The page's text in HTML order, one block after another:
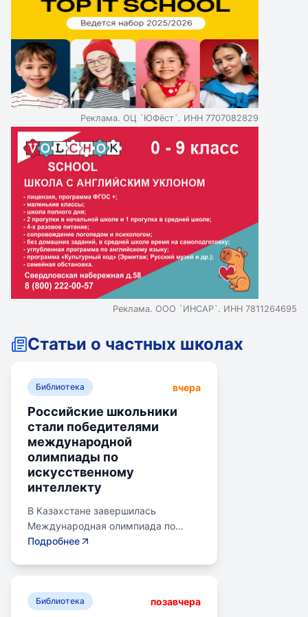
изучает английский язык с 1-го класса и предлагает
много практики для развития языковых навыков.
Реклама. ОЦ `ЮФёст`. ИНН 7707082829
Реклама. ООО `ИНСАР`. ИНН 7811264695
Статьи о частных школах
Библиотека вчера
Российские школьники
стали победителями
международной
олимпиады по
искусственному
интеллекту
В Казахстане завершилась
Международная олимпиада по
искусственному интеллекту.
бронзовую медаль. Олимпиада
Подробнее
Библиотека позавчера